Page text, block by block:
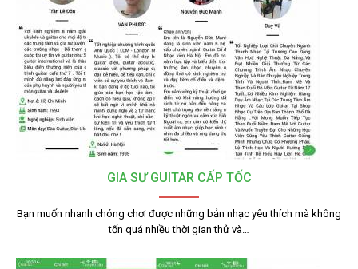
GIA SƯ GUITAR CẤP TỐC
Bạn muốn nhanh chóng chơi được những bản nhạc yêu thích mà không
tốn quá nhiều thời gian thử và…